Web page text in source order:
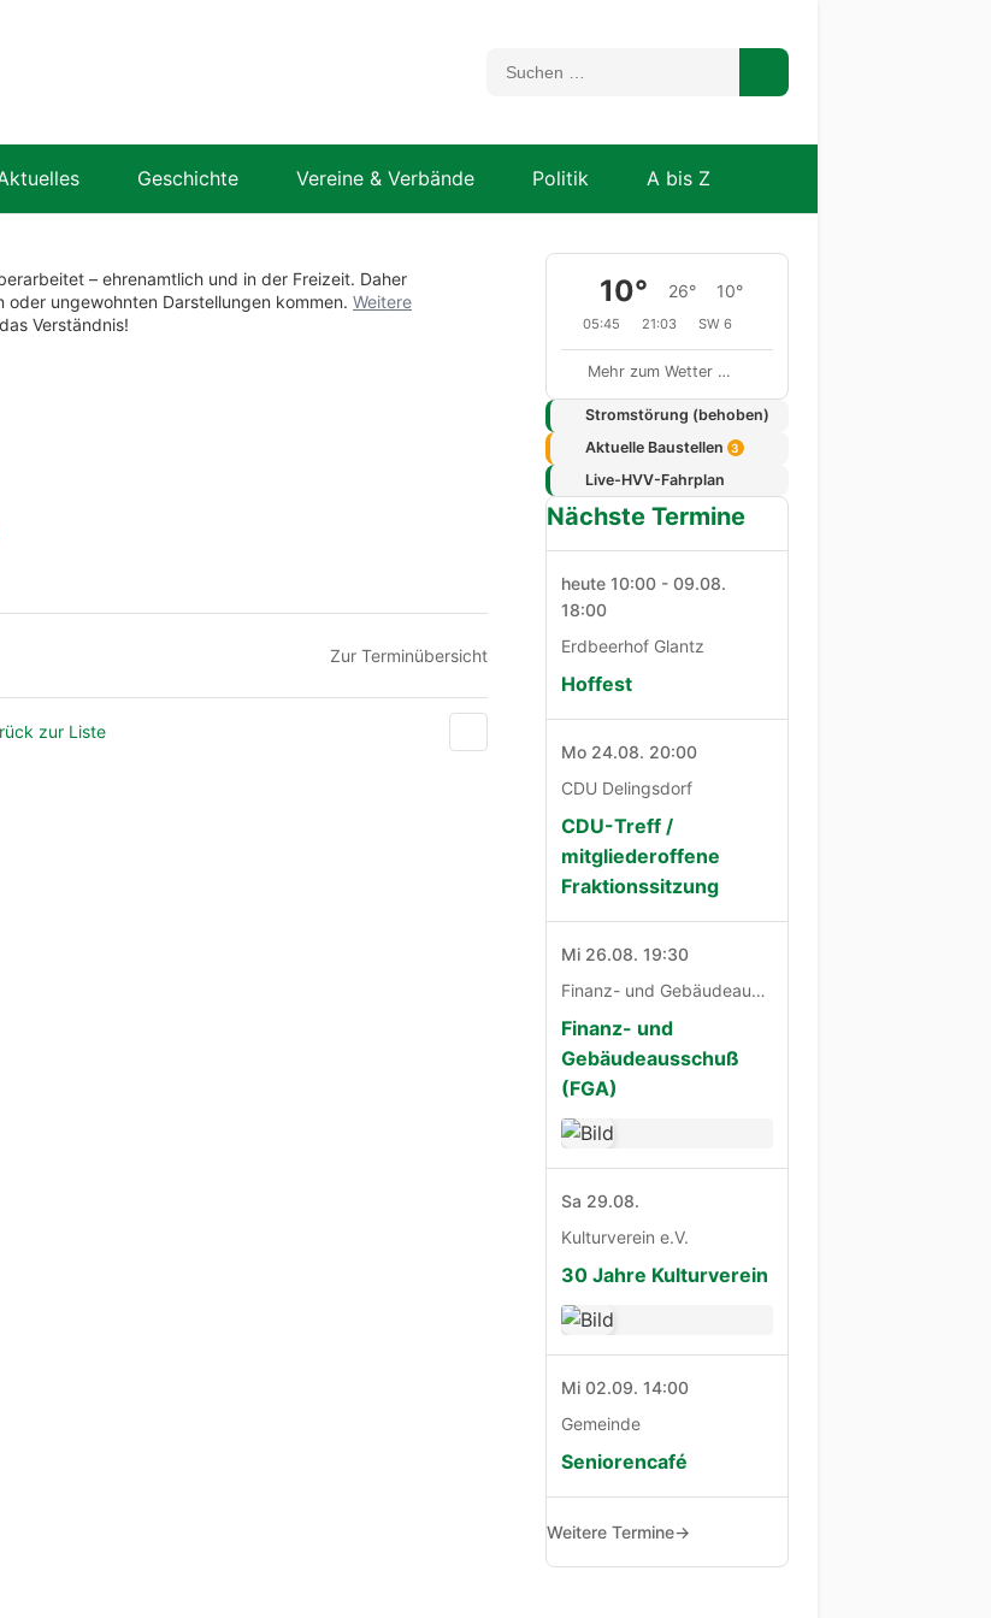
Geschichte Vereine & Verbände Politik A bis Z
– ehrenamtlich und in der Freizeit. Daher
ungewohnten Darstellungen kommen. Weitere
Verständnis!
Zur Terminübersicht
zur Liste
10° 26° 10°
05:45 21:03 SW 6
Mehr zum Wetter …
Stromstörung (behoben)
Aktuelle Baustellen
3
Live-HVV-Fahrplan
Nächste Termine
heute 10:00 - 09.08.
18:00
Erdbeerhof Glantz
Hoffest
Mo 24.08. 20:00
CDU Delingsdorf
CDU-Treff /
mitgliederoffene
Fraktionssitzung
Mi 26.08. 19:30
Finanz- und Gebäudeausschuß
Finanz- und
Gebäudeausschuß
(FGA)
Sa 29.08.
Kulturverein e.V.
30 Jahre Kulturverein
Mi 02.09. 14:00
Gemeinde
Seniorencafé
Weitere Termine→